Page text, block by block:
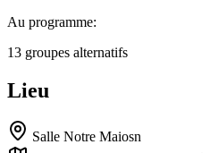
Au programme:
13 groupes alternatifs
Lieu
Salle Notre Maiosn